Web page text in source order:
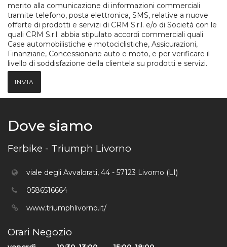
merito alla comunicazione di informazioni commerciali
tramite telefono, posta elettronica, SMS, relative a nuove
offerte di prodotti e servizi di CRM S.r.l. e/o di Società con le
quali CRM S.r.l. abbia stipulato accordi commerciali quali
Case automobilistiche e motociclistiche, Assicurazioni,
Finanziarie, Concessionarie auto e moto, e per verificare il
livello di soddisfazione della clientela su prodotti e servizi.
INVIA
Dove siamo
Ferbike - Triumph Livorno
viale degli Avvalorati, 44 - 57123 Livorno (LI)
0586516664
www.triumphlivorno.it/
Orari Negozio